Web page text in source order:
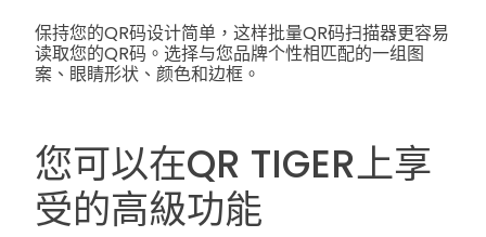
保持您的QR码设计简单，这样批量QR码扫描器更容易
读取您的QR码。选择与您品牌个性相匹配的一组图
案、眼睛形状、颜色和边框。
您可以在QR TIGER上享
受的高級功能